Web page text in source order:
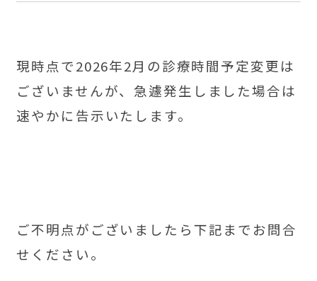
現時点で2026年2月の診療時間予定変更は
ございませんが、急遽発生しました場合は
速やかに告示いたします。
ご不明点がございましたら下記までお問合
せください。